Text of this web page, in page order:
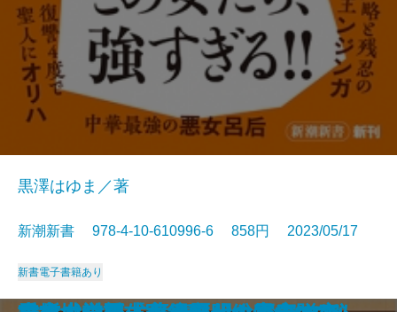
黒澤はゆま／著
新潮新書 978-4-10-610996-6 858円 2023/05/17
新書電子書籍あり